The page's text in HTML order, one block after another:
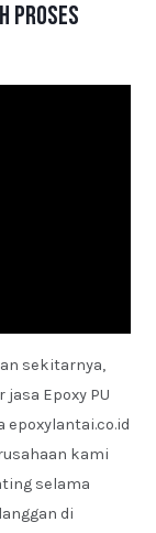
Proses
sekitarnya,
Epoxy PU
epoxylantai.co.id
kami
selama
di